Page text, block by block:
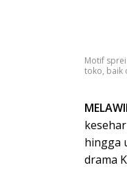
Motif
toko, baik
hingga
drama